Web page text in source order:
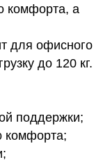
комфорта, а
для офисного
до 120 кг.
поддержки;
комфорта;